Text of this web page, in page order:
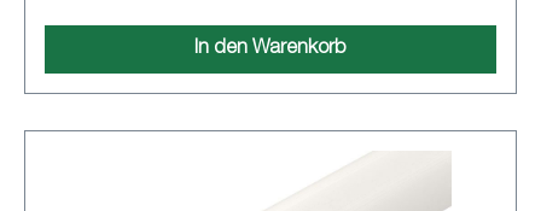
In den Warenkorb